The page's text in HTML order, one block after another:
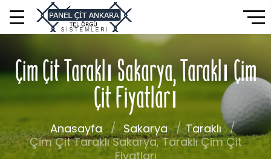
Çim Çit Taraklı Sakarya, Taraklı Çim
Çit Fiyatları
Anasayfa Sakarya
Taraklı
Çim Çit Taraklı Sakarya, Taraklı Çim Çit
Fiyatları